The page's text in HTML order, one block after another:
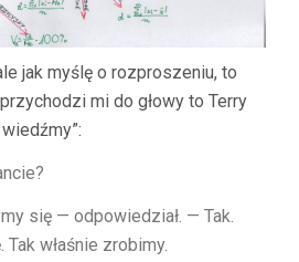
jak myślę o rozproszeniu, to
mi do głowy to Terry
się — odpowiedział. — Tak.
właśnie zrobimy.